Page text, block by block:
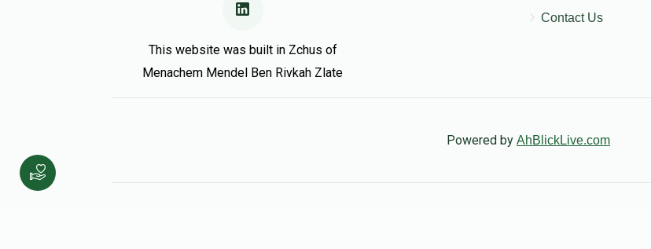
This website was built in Zchus of
Menachem Mendel Ben Rivkah Zlate
Contact Us
Powered by AhBlickLive.com